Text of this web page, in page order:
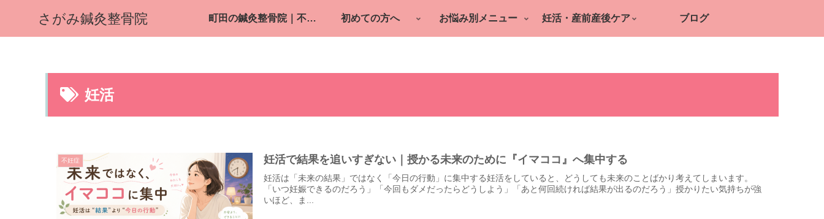
さがみ鍼灸整骨院 町田の鍼灸整骨院｜不妊鍼灸・逆子・産後ケア 初めての方へ お悩み別メニュー 妊活・産前産後ケア ブログ
妊活
不妊症 妊活で結果を追いすぎない｜授かる未来のために『イマココ』へ集中する
妊活は「未来の結果」ではなく「今日の行動」に集中する妊活をしていると、どうしても未来のことばかり考えてしまいます。
「いつ妊娠できるのだろう」「今回もダメだったらどうしよう」「あと何回続ければ結果が出るのだろう」授かりたい気持ちが強
いほど、ま...